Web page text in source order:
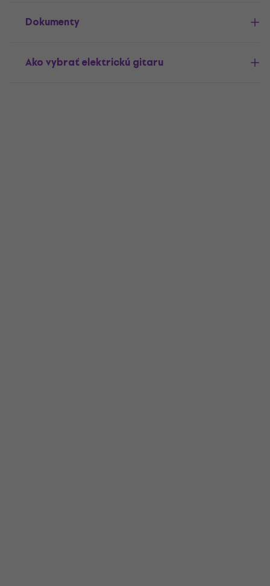
Dokumenty
Ako vybrať elektrickú gitaru